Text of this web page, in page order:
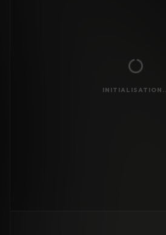
INITIALISATION...